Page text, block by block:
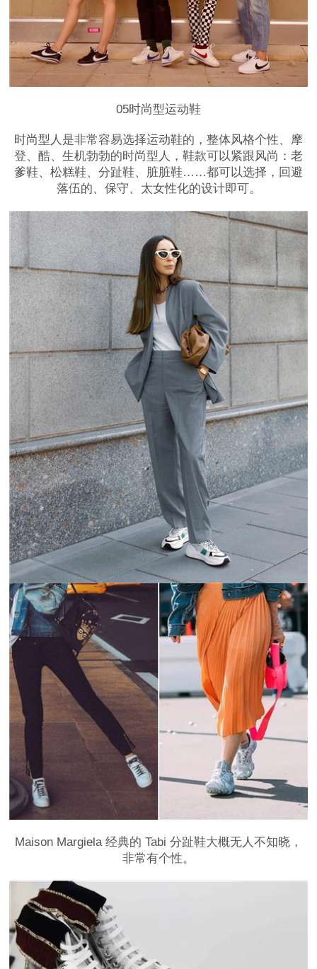
05时尚型运动鞋
时尚型人是非常容易选择运动鞋的，整体风格个性、摩
登、酷、生机勃勃的时尚型人，鞋款可以紧跟风尚：老
爹鞋、松糕鞋、分趾鞋、脏脏鞋……都可以选择，回避
落伍的、保守、太女性化的设计即可。
Maison Margiela 经典的 Tabi 分趾鞋大概无人不知晓，
非常有个性。